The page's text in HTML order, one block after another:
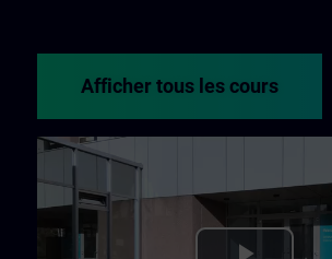
Afficher tous les cours